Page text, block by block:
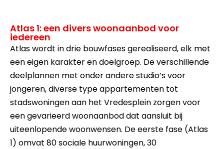
Atlas 1: een divers woonaanbod voor
iedereen
Atlas wordt in drie bouwfases gerealiseerd, elk met
een eigen karakter en doelgroep. De verschillende
deelplannen met onder andere studio’s voor
jongeren, diverse type appartementen tot
stadswoningen aan het Vredesplein zorgen voor
een gevarieerd woonaanbod dat aansluit bij
uiteenlopende woonwensen. De eerste fase (Atlas
1) omvat 80 sociale huurwoningen, 30